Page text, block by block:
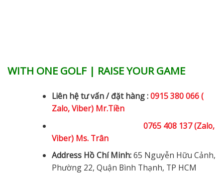
WITH ONE GOLF | RAISE YOUR GAME
Liên hệ tư vấn / đặt hàng :0915 380 066 (
Zalo, Viber) Mr.Tiền
0765 408 137 (Zalo,
Viber) Ms. Trân
Address Hồ Chí Minh:65 Nguyễn Hữu Cảnh,
Phường 22, Quận Bình Thạnh, TP HCM